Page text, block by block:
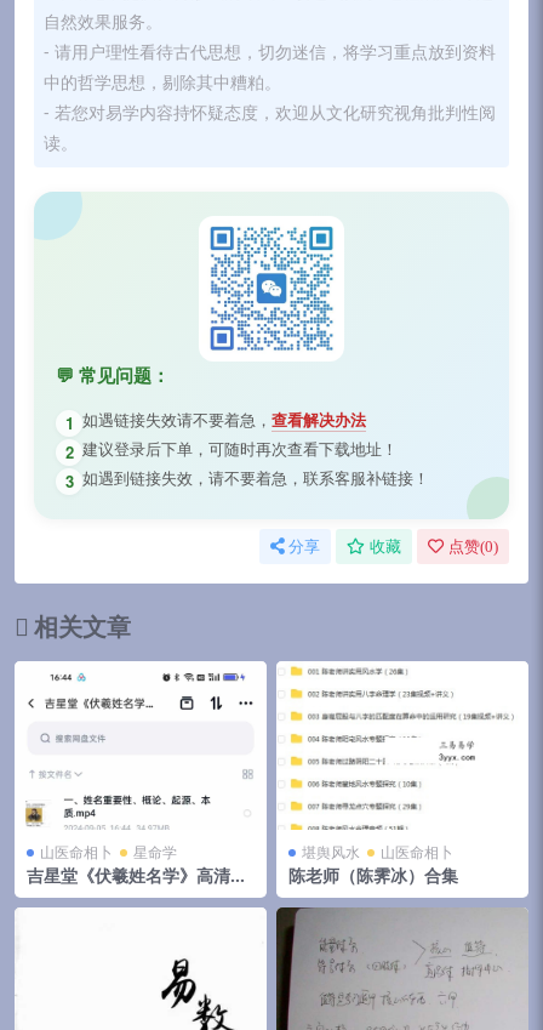
自然效果服务。
- 请用户理性看待古代思想，切勿迷信，将学习重点放到资料
中的哲学思想，剔除其中糟粕。
- 若您对易学内容持怀疑态度，欢迎从文化研究视角批判性阅
读。
💬 常见问题：
1 如遇链接失效请不要着急， 查看解决办法
2 建议登录后下单，可随时再次查看下载地址！
3 如遇到链接失效，请不要着急，联系客服补链接！
分享 收藏 点赞(0)
相关文章
山医命相卜 星命学
吉星堂《伏羲姓名学》高清视
频10集
堪舆风水 山医命相卜
陈老师（陈霁冰）合集